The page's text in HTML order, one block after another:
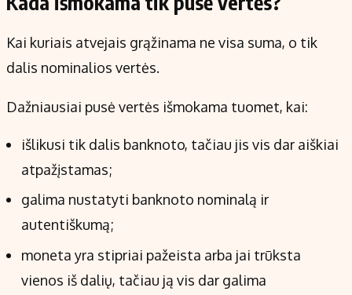
Kai kuriais atvejais grąžinama ne visa suma, o tik
dalis nominalios vertės.
Dažniausiai pusė vertės išmokama tuomet, kai:
išlikusi tik dalis banknoto, tačiau jis vis dar aiškiai
atpažįstamas;
galima nustatyti banknoto nominalą ir
autentiškumą;
moneta yra stipriai pažeista arba jai trūksta
vienos iš dalių, tačiau ją vis dar galima